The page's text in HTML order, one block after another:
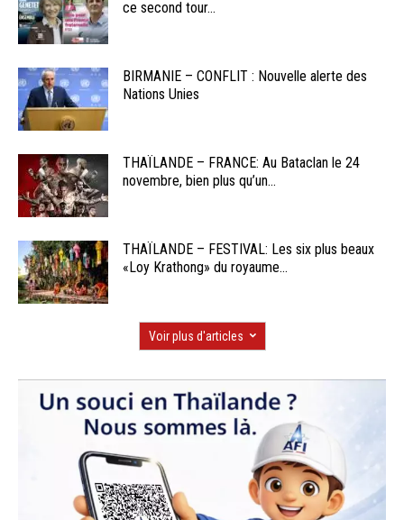
ce second tour...
BIRMANIE – CONFLIT : Nouvelle alerte des
Nations Unies
THAÏLANDE – FRANCE: Au Bataclan le 24
novembre, bien plus qu’un...
THAÏLANDE – FESTIVAL: Les six plus beaux
«Loy Krathong» du royaume...
Voir plus d'articles